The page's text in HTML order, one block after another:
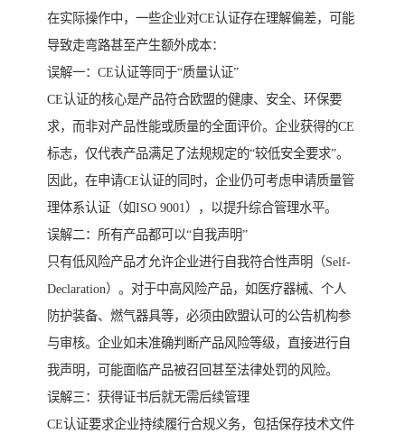
在实际操作中，一些企业对CE认证存在理解偏差，可能
导致走弯路甚至产生额外成本：
误解一：CE认证等同于“质量认证”
CE认证的核心是产品符合欧盟的健康、安全、环保要
求，而非对产品性能或质量的全面评价。企业获得的CE
标志，仅代表产品满足了法规规定的“较低安全要求”。
因此，在申请CE认证的同时，企业仍可考虑申请质量管
理体系认证（如ISO 9001），以提升综合管理水平。
误解二：所有产品都可以“自我声明”
只有低风险产品才允许企业进行自我符合性声明（Self-
Declaration）。对于中高风险产品，如医疗器械、个人
防护装备、燃气器具等，必须由欧盟认可的公告机构参
与审核。企业如未准确判断产品风险等级，直接进行自
我声明，可能面临产品被召回甚至法律处罚的风险。
误解三：获得证书后就无需后续管理
CE认证要求企业持续履行合规义务，包括保存技术文件